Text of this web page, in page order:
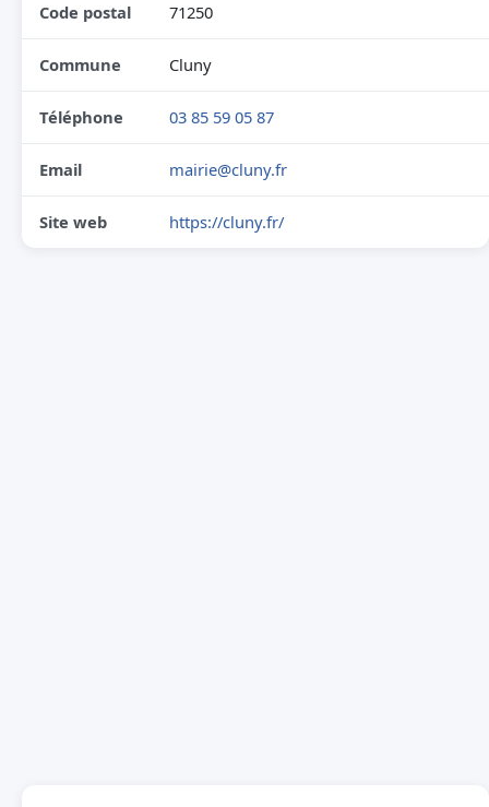
Code postal 71250
Commune Cluny
Téléphone 03 85 59 05 87
Email mairie@cluny.fr
Site web https://cluny.fr/